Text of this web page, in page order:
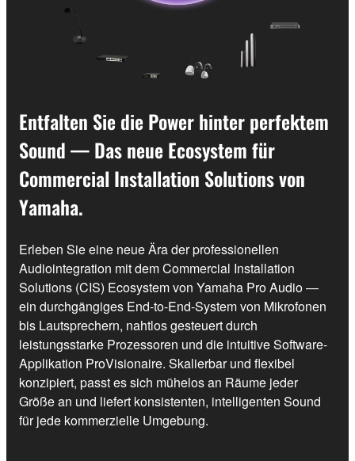
Entfalten Sie die Power hinter perfektem
Sound — Das neue Ecosystem für
Commercial Installation Solutions von
Yamaha.
Erleben Sie eine neue Ära der professionellen
Audiointegration mit dem Commercial Installation
Solutions (CIS) Ecosystem von Yamaha Pro Audio —
ein durchgängiges End-to-End-System von Mikrofonen
bis Lautsprechern, nahtlos gesteuert durch
leistungsstarke Prozessoren und die intuitive Software-
Applikation ProVisionaire. Skalierbar und flexibel
konzipiert, passt es sich mühelos an Räume jeder
Größe an und liefert konsistenten, intelligenten Sound
für jede kommerzielle Umgebung.